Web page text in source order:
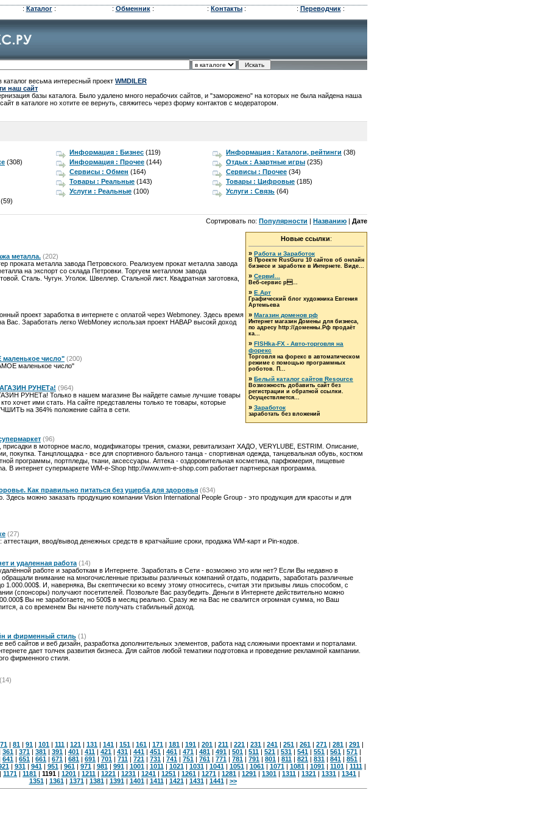
: Каталог: : Обменник: : Контакты : : Переводчик:
весьма интересный проект WMDILER
наш сайт
базы каталога. Было удалено много нерабочих сайтов, и "заморожено" на которых не была найдена наша
в каталоге но хотите ее вернуть, свяжитесь через форму контактов с модератором.
Информация : Бизнес (119) Информация : Каталоги, рейтинги (38)
(308) Информация : Прочее (144) Отдых : Азартные игры (235)
Сервисы : Обмен (164) Сервисы : Прочее (34)
Товары : Реальные (143) Товары : Цифровые (185)
Услуги : Реальные (100) Услуги : Связь (64)
(59)
Сортировать по: Популярности | Названию | Дате
Новые ссылки:
» Работа и Заработок
В Проекте RusGuru 10 сайтов об онлайн
бизнесе и заработке в Интернете. Виде...
» Сервиl...
Веб-сервис р...
» Е.Арт
Графический блог художника Евгения
Артемьева
» Магазин доменов рф
Интернет магазин Домены для бизнеса,
по адресу http://доменны.Рф продаёт
ка...
» FISHka-FX - Авто-торговля на
форекс
Торговля на форекс в автоматическом
режиме с помощью программных
роботов. П...
» Белый каталог сайтов Resource
Возможность добавить сайт без
регистрации и обратной ссылки.
Осуществляется...
» Заработок
заработать без вложений
металла. (202)
проката металла завода Петровского. Реализуем прокат металла завода
на экспорт со склада Петровки. Торгуем металлом завода
Сталь. Чугун. Уголок. Швеллер. Стальной лист. Квадратная заготовка,
проект заработка в интернете с оплатой через Webmoney. Здесь время
Вас. Заработать легко WebMoney использая проект НАВАР высокй доход
число" (200)
маленькое число"
РУНЕТа! (964)
РУНЕТа! Только в нашем магазине Вы найдете самые лучшие товары
хочет ими стать. На сайте представлены только те товары, которые
на 364% положение сайта в сети.
(96)
в моторное масло, модификаторы трения, смазки, ревитализант ХАДО, VERYLUBE, ESTRIM. Описание,
покупка. Танцплощадка - все для спортивного бального танца - спортивная одежда, танцевальная обувь, костюм
программы, портпледы, ткани, аксессуары. Аптека - оздоровительная косметика, парфюмерия, пищевые
В интернет супермаркете WM-e-Shop http://www.wm-e-shop.com работает партнерская программа.
Как правильно питаться без ущерба для здоровья (634)
Здесь можно заказать продукцию компании Vision International People Group - это продукция для красоты и для
(27)
ввод/вывод денежных средств в кратчайшие сроки, продажа WM-карт и Pin-кодов.
и удаленная работа (14)
работе и заработкам в Интернете. Заработать в Сети - возможно это или нет? Если Вы недавно в
обращали внимание на многочисленные призывы различных компаний отдать, подарить, заработать различные
1.000.000$. И, наверняка, Вы скептически ко всему этому относитесь, считая эти призывы лишь способом, с
(спонсоры) получают посетителей. Позвольте Вас разубедить. Деньги в Интернете действительно можно
Вы не заработаете, но 500$ в месяц реально. Сразу же на Вас не свалится огромная сумма, но Ваш
а со временем Вы начнете получать стабильный доход.
и фирменный стиль (1)
веб сайтов и веб дизайн, разработка дополнительных элементов, работа над сложными проектами и порталами.
дает толчек развития бизнеса. Для сайтов любой тематики подготовка и проведение рекламной кампании.
фирменного стиля.
(14)
71 | 81 | 91 | 101 | 111 | 121 | 131 | 141 | 151 | 161 | 171 | 181 | 191 | 201 | 211 | 221 | 231 | 241 | 251 | 261 | 271 | 281 | 291 |
361 | 371 | 381 | 391 | 401 | 411 | 421 | 431 | 441 | 451 | 461 | 471 | 481 | 491 | 501 | 511 | 521 | 531 | 541 | 551 | 561 | 571 |
641 | 651 | 661 | 671 | 681 | 691 | 701 | 711 | 721 | 731 | 741 | 751 | 761 | 771 | 781 | 791 | 801 | 811 | 821 | 831 | 841 | 851 |
| 931| 941| 951| 961| 971| 981| 991| 1001| 1011| 1021| 1031| 1041| 1051| 1061| 1071| 1081| 1091| 1101| 1111|
| 1171 | 1181 | 1191 | 1201 | 1211 | 1221 | 1231 | 1241 | 1251 | 1261 | 1271 | 1281 | 1291 | 1301 | 1311 | 1321 | 1331 | 1341 |
1351| 1361| 1371| 1381| 1391| 1401| 1411| 1421| 1431| 1441| >>